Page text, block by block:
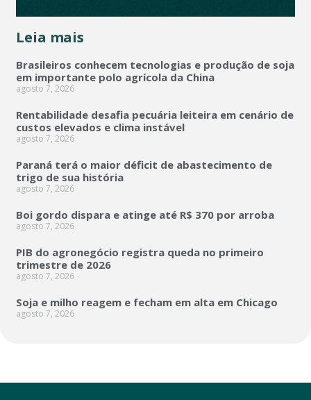
Leia mais
Brasileiros conhecem tecnologias e produção de soja
em importante polo agrícola da China
agosto 7, 2026
Rentabilidade desafia pecuária leiteira em cenário de
custos elevados e clima instável
agosto 7, 2026
Paraná terá o maior déficit de abastecimento de
trigo de sua história
agosto 7, 2026
Boi gordo dispara e atinge até R$ 370 por arroba
agosto 7, 2026
PIB do agronegócio registra queda no primeiro
trimestre de 2026
agosto 7, 2026
Soja e milho reagem e fecham em alta em Chicago
agosto 7, 2026